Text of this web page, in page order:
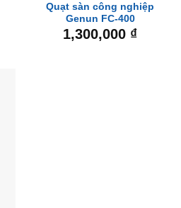
Quạt sàn công nghiệp
Genun FC-400
1,300,000 ₫